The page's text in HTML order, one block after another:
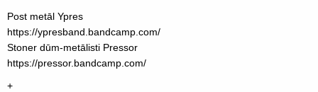
Post metāl Ypres
https://ypresband.bandcamp.com/
Stoner dūm-metālisti Pressor
https://pressor.bandcamp.com/
+